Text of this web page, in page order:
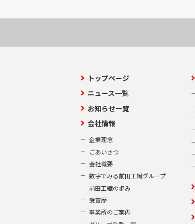
トップページ
ニュース一覧
お知らせ一覧
会社情報
企業理念
ごあいさつ
会社概要
数字でみる前田工繊グループ
前田工繊の歩み
受賞歴
事業所のご案内